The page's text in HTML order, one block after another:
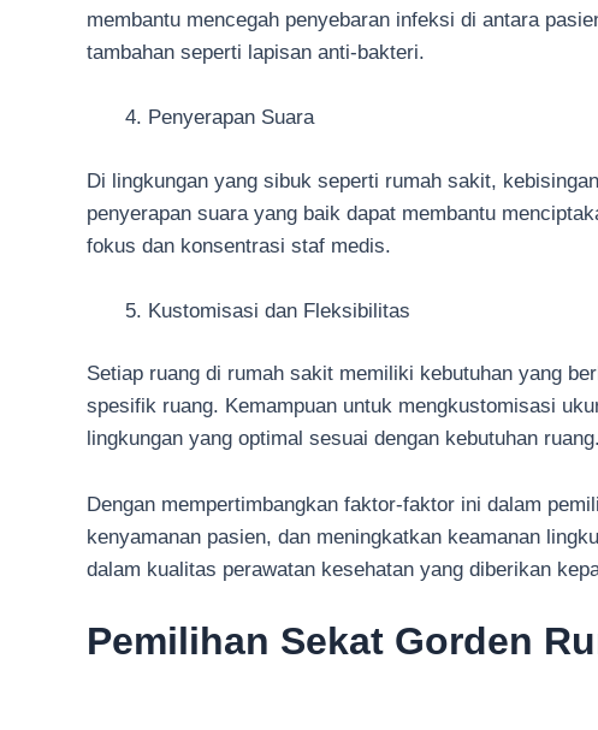
membantu mencegah penyebaran infeksi di antara
tambahan seperti lapisan anti-bakteri.
Penyerapan Suara
Di lingkungan yang sibuk seperti rumah sakit,
penyerapan suara yang baik dapat membantu
fokus dan konsentrasi staf medis.
Kustomisasi dan Fleksibilitas
Setiap ruang di rumah sakit memiliki kebutuhan yang
spesifik ruang. Kemampuan untuk mengkustomisasi
lingkungan yang optimal sesuai dengan kebutuhan ruang.
Dengan mempertimbangkan faktor-faktor ini dalam
kenyamanan pasien, dan meningkatkan keamanan
dalam kualitas perawatan kesehatan yang diberikan
Pemilihan Sekat Gorden